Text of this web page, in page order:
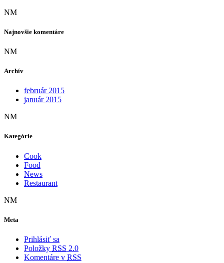
NM
Najnovšie komentáre
NM
Archív
február 2015
január 2015
NM
Kategórie
Cook
Food
News
Restaurant
NM
Meta
Prihlásiť sa
Položky RSS 2.0
Komentáre v RSS